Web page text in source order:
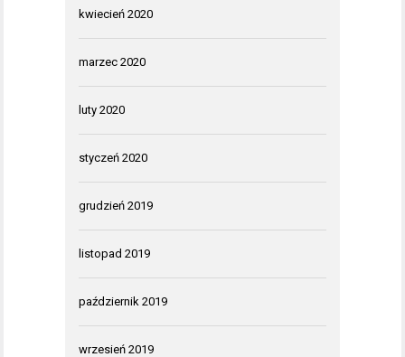
kwiecień 2020
marzec 2020
luty 2020
styczeń 2020
grudzień 2019
listopad 2019
październik 2019
wrzesień 2019